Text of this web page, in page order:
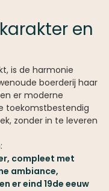
en
is de harmonie
boerderij haar
er moderne
toekomstbestendig
zonder in te leveren
compleet met
ambiance,
er eind 19de eeuw